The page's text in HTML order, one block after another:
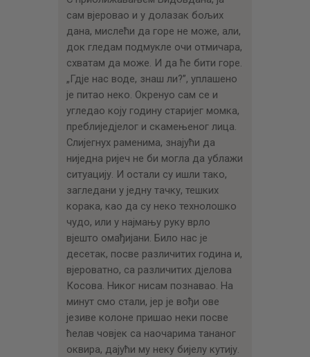
сам вјеровао и у долазак бољих
дана, мислећи да горе не може, али,
док гледам подмукле очи отмичара,
схватам да може. И да ће бити горе.
„Гдје нас воде, знаш ли?”, уплашено
је питао неко. Окренуо сам се и
угледао коју годину старијег момка,
преблиједјелог и скамењеног лица.
Слијегнух раменима, знајући да
ниједна ријеч не би могла да ублажи
ситуацију. И остали су ишли тако,
загледани у једну тачку, тешких
корака, као да су неко технолошко
чудо, или у најмању руку врло
вјешто омађијани. Било нас је
десетак, посве различитих година и,
вјероватно, са различитих дјелова
Косова. Никог нисам познавао. На
минут смо стали, јер је вођи ове
језиве колоне пришао неки посве
ћелав човјек са наочарима тананог
оквира, дајући му неку бијелу кутију.